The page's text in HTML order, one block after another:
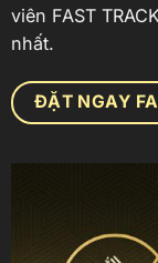
viên FAST
nhất.
ĐẶT NGAY